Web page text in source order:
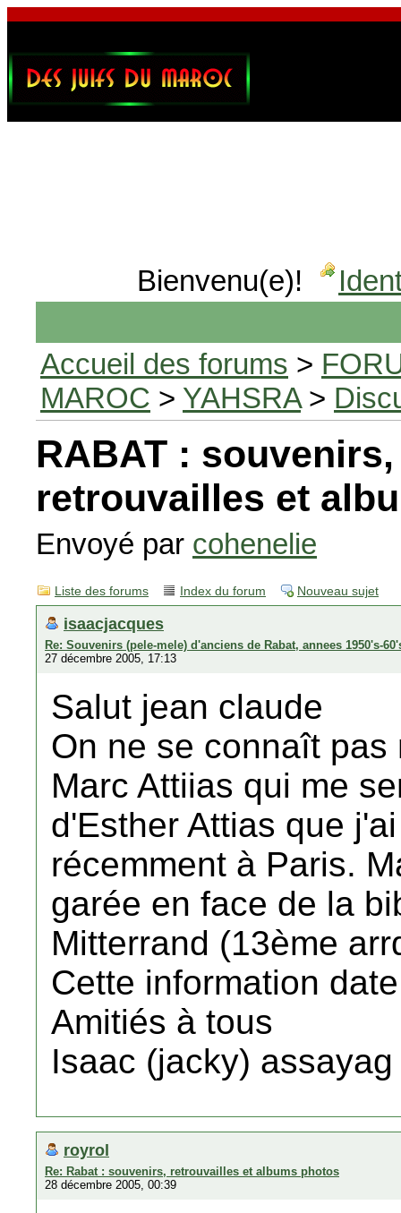
Bienvenu(e)!
Accueil des forums >
MAROC > YAHSRA>
RABAT : souvenirs,
retrouvailles et
Envoyé par cohenelie
Liste des forums Index du forum Nouveau sujet
isaacjacques
Re: Souvenirs (pele-mele) d'anciens de Rabat, annees 1950's-
27 décembre 2005, 17:13
Salut jean claude
On ne se connaît
Marc Attiias qui me
d'Esther Attias que
récemment à Paris.
garée en face de la
Mitterrand (13ème
Cette information
Amitiés à tous
Isaac (jacky) assayag
royrol
Re: Rabat : souvenirs, retrouvailles et albums photos
28 décembre 2005, 00:39